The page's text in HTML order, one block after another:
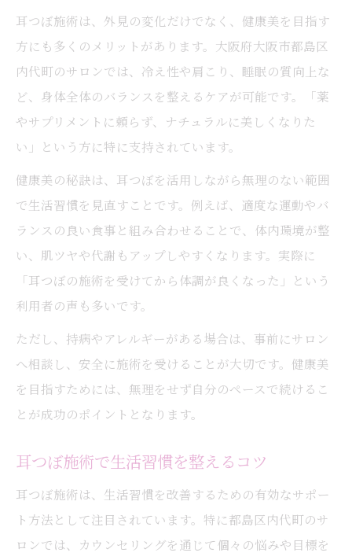
耳つぼ施術は、外見の変化だけでなく、健康美を目指す
方にも多くのメリットがあります。大阪府大阪市都島区
内代町のサロンでは、冷え性や肩こり、睡眠の質向上な
ど、身体全体のバランスを整えるケアが可能です。「薬
やサプリメントに頼らず、ナチュラルに美しくなりた
い」という方に特に支持されています。
健康美の秘訣は、耳つぼを活用しながら無理のない範囲
で生活習慣を見直すことです。例えば、適度な運動やバ
ランスの良い食事と組み合わせることで、体内環境が整
い、肌ツヤや代謝もアップしやすくなります。実際に
「耳つぼの施術を受けてから体調が良くなった」という
利用者の声も多いです。
ただし、持病やアレルギーがある場合は、事前にサロン
へ相談し、安全に施術を受けることが大切です。健康美
を目指すためには、無理をせず自分のペースで続けるこ
とが成功のポイントとなります。
耳つぼ施術で生活習慣を整えるコツ
耳つぼ施術は、生活習慣を改善するための有効なサポー
ト方法として注目されています。特に都島区内代町のサ
ロンでは、カウンセリングを通じて個々の悩みや目標を